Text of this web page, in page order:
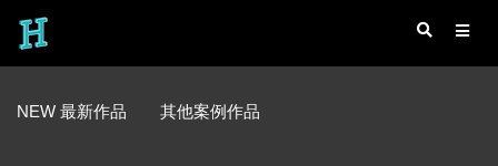
NEW 最新作品 其他案例作品